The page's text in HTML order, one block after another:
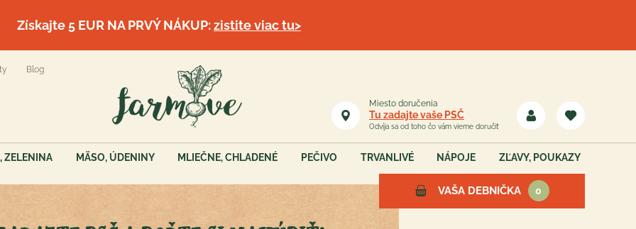
Získajte 5 EUR NA PRVÝ NÁKUP:zistite viac tu>
Blog
Miesto doručenia
Tu zadajte vaše PSČ
Odvíja sa od toho čo vám vieme doručiť
ZELENINA MÄSO, ÚDENINY MLIEČNE, CHLADENÉ PEČIVO TRVANLIVÉ NÁPOJE ZĽAVY, POUKAZY
VAŠA DEBNIČKA 0